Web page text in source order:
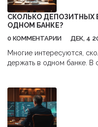
СКОЛЬКО
ОДНОМ БАНКЕ?
0 КОММЕНТАРИИ ДЕК, 4
Многие интересуются,
держать в одном банке. В
подобного подхода. Мы
учесть при принятии
своими финансам, чтобы
Узнайте о возможностях